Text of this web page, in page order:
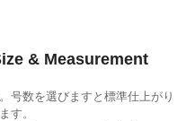
& Measurement
号数を選びますと標準仕上がり
す。